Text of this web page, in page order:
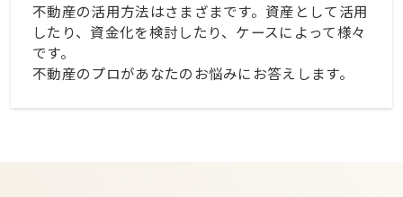
不動産の活用方法はさまざまです。資産として活用
したり、資金化を検討したり、ケースによって様々
です。
不動産のプロがあなたのお悩みにお答えします。